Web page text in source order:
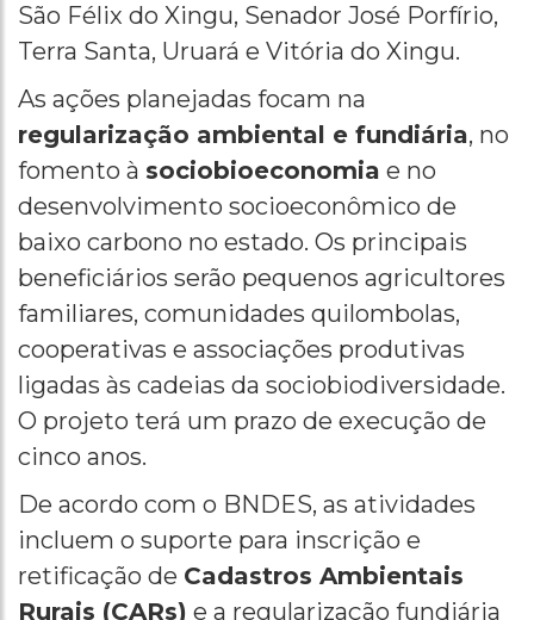
São Félix do Xingu, Senador José Porfírio,
Terra Santa, Uruará e Vitória do Xingu.
As ações planejadas focam na
regularização ambiental e fundiária, no
fomento à sociobioeconomia e no
desenvolvimento socioeconômico de
baixo carbono no estado. Os principais
beneficiários serão pequenos agricultores
familiares, comunidades quilombolas,
cooperativas e associações produtivas
ligadas às cadeias da sociobiodiversidade.
O projeto terá um prazo de execução de
cinco anos.
De acordo com o BNDES, as atividades
incluem o suporte para inscrição e
retificação de Cadastros Ambientais
Rurais (CARs) e a regularização fundiária